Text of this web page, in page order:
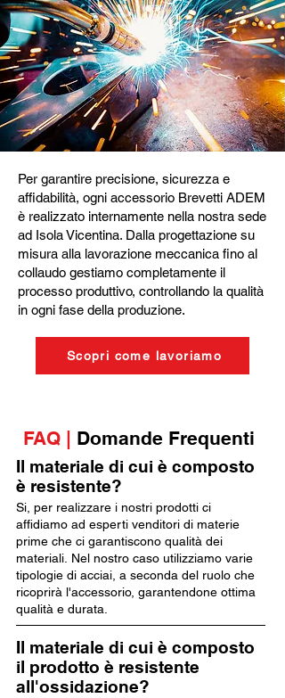
Per garantire precisione, sicurezza e
affidabilità, ogni accessorio Brevetti ADEM
è realizzato internamente nella nostra sede
ad Isola Vicentina. Dalla progettazione su
misura alla lavorazione meccanica fino al
collaudo gestiamo completamente il
processo produttivo, controllando la qualità
in ogni fase della produzione.
Scopri come lavoriamo
FAQ | Domande Frequenti
Il materiale di cui è composto
è resistente?
Si, per realizzare i nostri prodotti ci
affidiamo ad esperti venditori di materie
prime che ci garantiscono qualità dei
materiali. Nel nostro caso utilizziamo varie
tipologie di acciai, a seconda del ruolo che
ricoprirà l'accessorio, garantendone ottima
qualità e durata.
Il materiale di cui è composto
il prodotto è resistente
all'ossidazione?